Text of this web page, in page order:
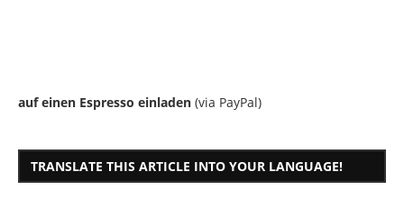
auf einen Espresso einladen (via PayPal)
TRANSLATE THIS ARTICLE INTO YOUR LANGUAGE!